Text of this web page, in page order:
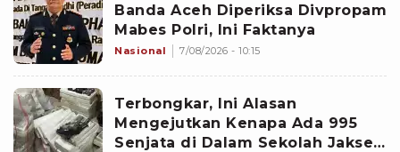
Banda Aceh Diperiksa Divpropam
Mabes Polri, Ini Faktanya
Nasional 7/08/2026 - 10:15
Terbongkar, Ini Alasan
Mengejutkan Kenapa Ada 995
Senjata di Dalam Sekolah Jaksel